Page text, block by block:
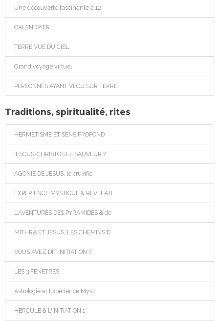
Une découverte fascinante à 12
CALENDRIER
TERRE VUE DU CIEL
Grand voyage virtuel
PERSONNES AYANT VECU SUR TERRE
Traditions, spiritualité, rites
HERMETISME ET SENS PROFOND
IESOUS-CHRISTOS LE SAUVEUR ?
AGONIE DE JESUS, le cruxifié
EXPERIENCE MYSTIQUE & REVELATI
L'AVENTURES DES PYRAMIDES & de
MITHRA ET JESUS, LES CHEMINS D
VOUS AVEZ DIT INITIATION ?
LES 3 FENETRES
Astrologie et Expérience Mysti
HERCULE & L'INITIATION 1